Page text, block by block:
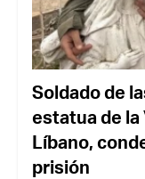
Soldado de
estatua de la
Líbano,
prisión